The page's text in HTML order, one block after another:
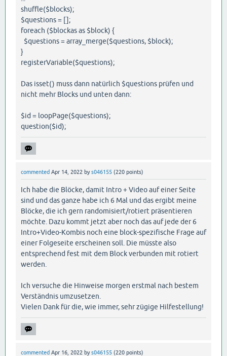
shuffle($blocks);
$questions = [];
foreach ($blockas as $block) {
$questions = array_merge($questions, $block);
}
registerVariable($questions);
Das isset() muss dann natürlich $questions prüfen und
nicht mehr Blocks und unten dann:
$id = loopPage($questions);
question($id);
commented Apr 14, 2022 bys046155 (220 points)
Ich habe die Blöcke, damit Intro + Video auf einer Seite
sind und das ganze habe ich 6 Mal und das ergibt meine
Blöcke, die ich gern randomisiert/rotiert präsentieren
möchte. Dazu kommt jetzt aber noch das auf jede der 6
Intro+Video-Kombis noch eine block-spezifische Frage auf
einer Folgeseite erscheinen soll. Die müsste also
entsprechend fest mit dem Block verbunden mit rotiert
werden.
Ich versuche die Hinweise morgen erstmal nach bestem
Verständnis umzusetzen.
Vielen Dank für die, wie immer, sehr zügige Hilfestellung!
commented Apr 16, 2022 bys046155 (220 points)